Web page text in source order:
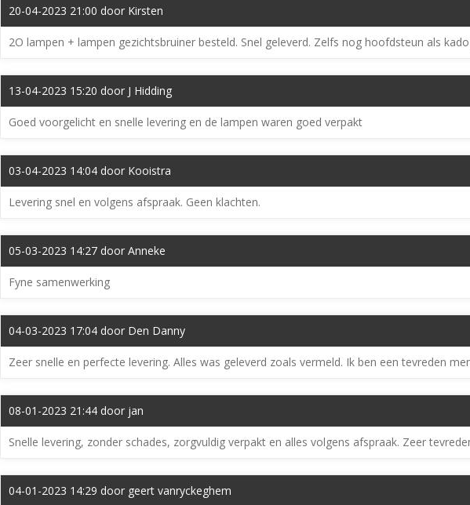
20-04-2023 21:00 door Kirsten
2O lampen + lampen gezichtsbruiner besteld. Snel geleverd. Zelfs nog hoofdsteun als
13-04-2023 15:20 door J Hidding
Goed voorgelicht en snelle levering en de lampen waren goed verpakt
03-04-2023 14:04 door Kooistra
Levering snel en volgens afspraak. Geen klachten.
05-03-2023 14:27 door Anneke
Fyne samenwerking
04-03-2023 17:04 door Den Danny
Zeer snelle en perfecte levering. Alles was geleverd zoals vermeld. Ik ben een tevreden
08-01-2023 21:44 door jan
Snelle levering, zonder schades, zorgvuldig verpakt en alles volgens afspraak. Zeer
04-01-2023 14:29 door geert vanryckeghem